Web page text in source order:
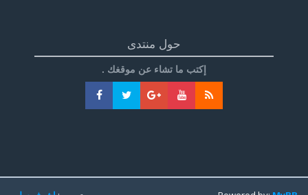
حول منتدى
إكتب ما تشاء عن موقغك .